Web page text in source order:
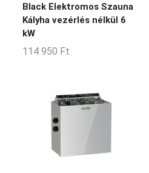
Black Elektromos Szauna
Kályha vezérlés nélkül 6
kW
114 950 Ft